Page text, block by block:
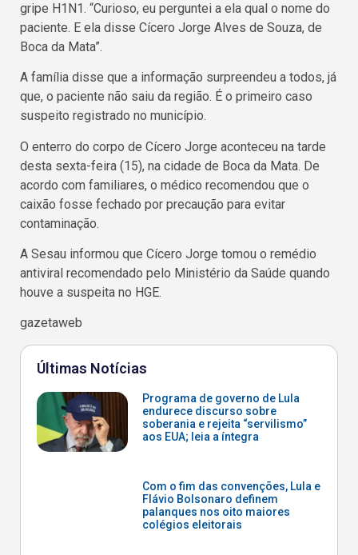
gripe H1N1. “Curioso, eu perguntei a ela qual o nome do
paciente. E ela disse Cícero Jorge Alves de Souza, de
Boca da Mata”.
A família disse que a informação surpreendeu a todos, já
que, o paciente não saiu da região. É o primeiro caso
suspeito registrado no município.
O enterro do corpo de Cícero Jorge aconteceu na tarde
desta sexta-feira (15), na cidade de Boca da Mata. De
acordo com familiares, o médico recomendou que o
caixão fosse fechado por precaução para evitar
contaminação.
A Sesau informou que Cícero Jorge tomou o remédio
antiviral recomendado pelo Ministério da Saúde quando
houve a suspeita no HGE.
gazetaweb
Últimas Notícias
Programa de governo de Lula
endurece discurso sobre
soberania e rejeita “servilismo”
aos EUA; leia a íntegra
Com o fim das convenções, Lula e
Flávio Bolsonaro definem
palanques nos oito maiores
colégios eleitorais